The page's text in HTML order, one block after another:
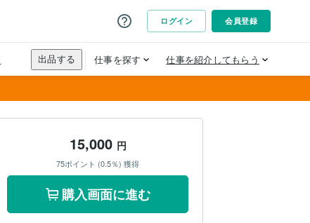
15,000 円
75ポイント (0.5％) 獲得
購入画面に進む